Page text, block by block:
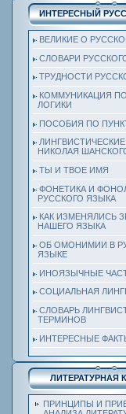
ИНТЕРЕСНЫЙ
ВЕЛИКИЕ О
СЛОВАРИ
ТРУДНОСТИ
КОММУНИКАЦИЯ
ЛОГИКИ
ПОСОБИЯ ПО
НИКОЛАЯ
ТЫ И ТВОЕ ИМЯ
ФОНЕТИКА И
РУССКОГО ЯЗЫКА
КАК ИЗМЕНЯЛИСЬ
НАШЕГО ЯЗЫКА
ОБ ОМОНИМИИ В
ЯЗЫКЕ
ИНОЯЗЫЧНЫЕ
СОЦИАЛЬНАЯ
СЛОВАРЬ
ТЕРМИНОВ
ИНТЕРЕСНЫЕ
ЛИТЕРАТУРНАЯ
ПРИНЦИПЫ И